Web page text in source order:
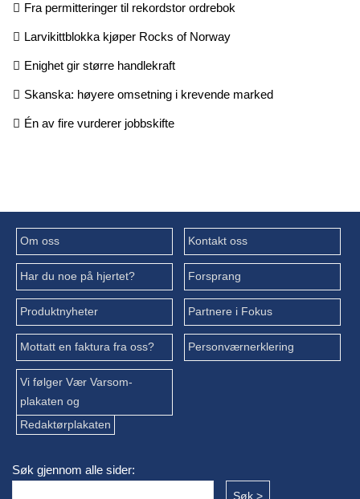
Fra permitteringer til rekordstor ordrebok
Larvikittblokka kjøper Rocks of Norway
Enighet gir større handlekraft
Skanska: høyere omsetning i krevende marked
Én av fire vurderer jobbskifte
Om oss Kontakt oss
Har du noe på hjertet? Forsprang
Produktnyheter Partnere i Fokus
Mottatt en faktura fra oss? Personværnerklering
Vi følger Vær Varsom-
plakaten og
Redaktørplakaten
Søk gjennom alle sider: